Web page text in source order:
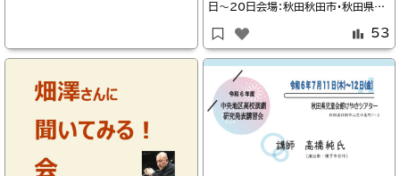
隣には』生徒創作@K
日～20日会場：秋田秋田市・秋田県児
0:00詳細Twitter/秋田県中央地区
高校演劇協議会@ch_drama2023
※タイムテーブルTwitter/@minami
_ritz※上演順関連11/14-17第55回
秋
53